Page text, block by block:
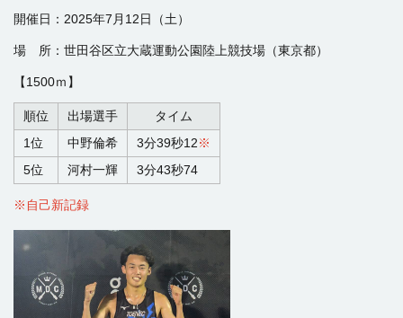
開催日：2025年7月12日（土）
場 所：世田谷区立大蔵運動公園陸上競技場（東京都）
【1500ｍ】
順位 出場選手
タイム
1位
中野倫希 3分39秒12※
5位
河村一輝 3分43秒74
※自己新記録